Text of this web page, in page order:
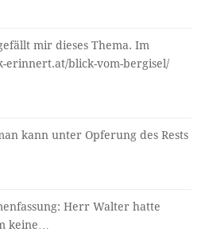
mir dieses Thema. Im
erinnert.at/blick-vom-bergisel/
kann unter Opferung des Rests
Herr Walter hatte
keine…